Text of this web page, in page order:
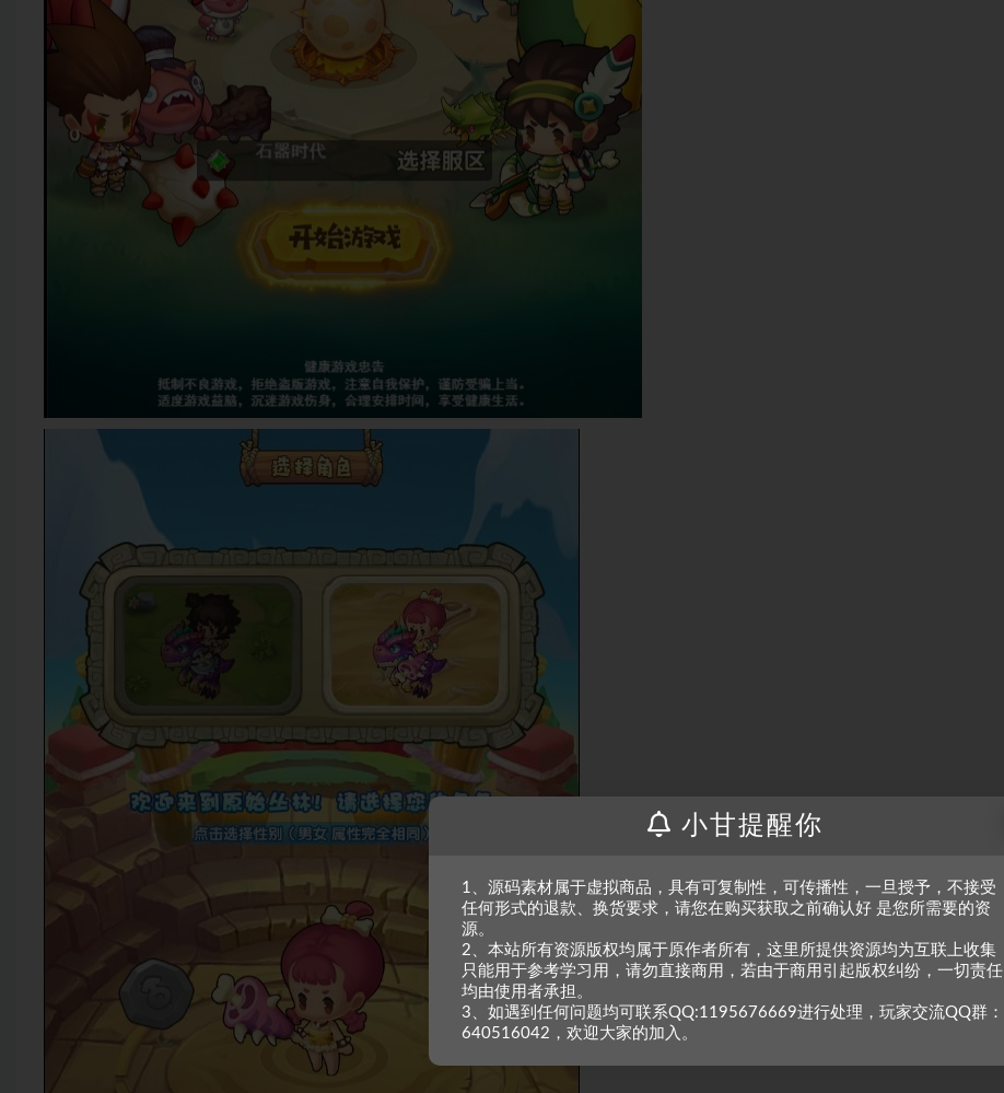
小甘提醒你
1、源码素材属于虚拟商品，具有可复制性，可传播性，一旦授予，不接受
任何形式的退款、换货要求，请您在购买获取之前确认好 是您所需要的资
源。
2、本站所有资源版权均属于原作者所有，这里所提供资源均为互联上收集
只能用于参考学习用，请勿直接商用，若由于商用引起版权纠纷，一切责任
均由使用者承担。
3、如遇到任何问题均可联系QQ:1195676669进行处理，玩家交流QQ群：
640516042，欢迎大家的加入。